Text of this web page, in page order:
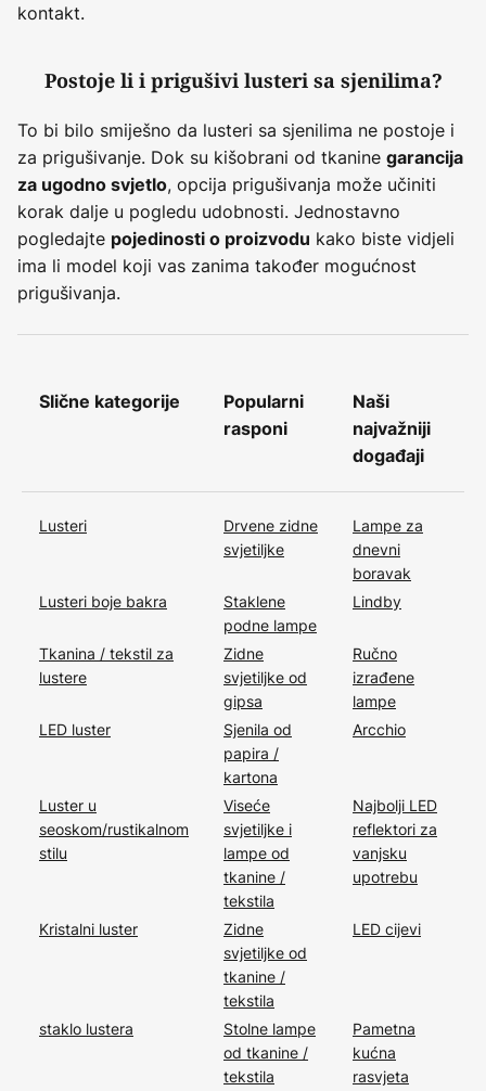
kontakt.
Postoje li i prigušivi lusteri sa sjenilima?
To bi bilo smiješno da lusteri sa sjenilima ne postoje i
za prigušivanje. Dok su kišobrani od tkanine garancija
za ugodno svjetlo, opcija prigušivanja može učiniti
korak dalje u pogledu udobnosti. Jednostavno
pogledajte pojedinosti o proizvodu kako biste vidjeli
ima li model koji vas zanima također mogućnost
prigušivanja.
Slične kategorije
Popularni
rasponi
Naši
najvažniji
događaji
Lusteri
Drvene zidne
svjetiljke
Lampe za
dnevni
boravak
Lusteri boje bakra
Staklene
podne lampe
Lindby
Tkanina / tekstil za
lustere
Zidne
svjetiljke od
gipsa
Ručno
izrađene
lampe
LED luster
Sjenila od
papira /
kartona
Arcchio
Luster u
seoskom/rustikalnom
stilu
Viseće
svjetiljke i
lampe od
tkanine /
tekstila
Najbolji LED
reflektori za
vanjsku
upotrebu
Kristalni luster
Zidne
svjetiljke od
tkanine /
tekstila
LED cijevi
staklo lustera
Stolne lampe
od tkanine /
tekstila
Pametna
kućna
rasvjeta